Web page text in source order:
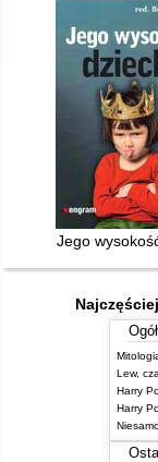
Jego
Lew,
Harry
Harry